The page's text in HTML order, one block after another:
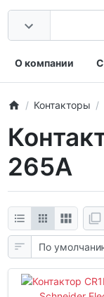
О компании
Контакторы
265А